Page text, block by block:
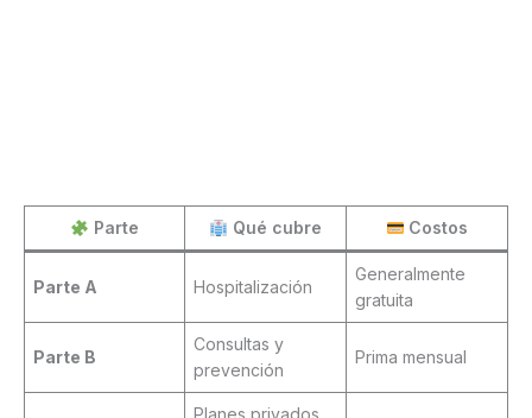
Parte Qué cubre Costos
Parte A Hospitalización
Generalmente
gratuita
Parte B
Consultas y
prevención
Prima mensual